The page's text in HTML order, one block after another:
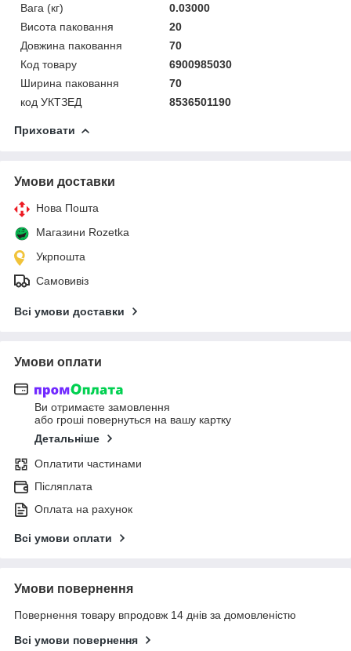
Вага (кг)
0.03000
Висота паковання
20
Довжина паковання
70
Код товару
6900985030
Ширина паковання
70
код УКТЗЕД
8536501190
Приховати
Умови доставки
Нова Пошта
Магазини Rozetka
Укрпошта
Самовивіз
Всі умови доставки
Умови оплати
Ви отримаєте замовлення
або гроші повернуться на вашу картку
Детальніше
Оплатити частинами
Післяплата
Оплата на рахунок
Всі умови оплати
Умови повернення
Повернення товару впродовж 14 днів за домовленістю
Всі умови повернення